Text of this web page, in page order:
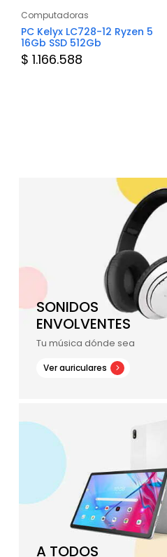
Computadoras
PC Kelyx LC728-12 Ryzen 5
16Gb SSD 512Gb
$ 1.166.588
SONIDOS
ENVOLVENTES
Tu música dónde sea
Ver auriculares
A TODOS
Consultar
Componentes
Mouse Pad Gamer
Marvo G39 S